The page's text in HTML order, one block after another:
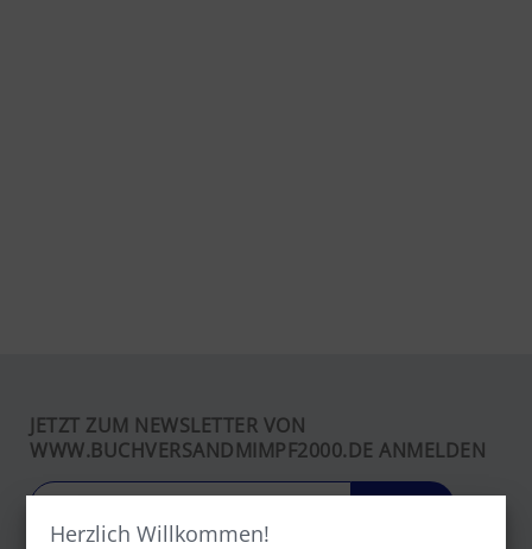
Herzlich Willkommen!
JETZT ZUM NEWSLETTER VON
WWW.BUCHVERSANDMIMPF2000.DE ANMELDEN